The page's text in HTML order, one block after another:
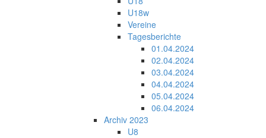
U18w
Vereine
Tagesberichte
01.04.2024
02.04.2024
03.04.2024
04.04.2024
05.04.2024
06.04.2024
Archiv 2023
U8